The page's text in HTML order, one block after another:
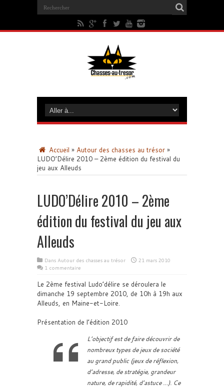
Accueil » Autour des chasses au trésor »
LUDO’Délire 2010 – 2ème édition du festival du
jeu aux Alleuds
LUDO’Délire 2010 – 2ème
édition du festival du jeu aux
Alleuds
Dans Autour des chasses au trésor
21 mars 2010
1 commentaire
Le 2ème festival Ludo’délire se déroulera le
dimanche 19 septembre 2010, de 10h à 19h aux
Alleuds, en Maine-et-Loire.
Présentation de l’édition 2010
L’objectif est de faire découvrir de
nombreux types de jeux de société
au grand public (jeux de réflexion,
d’adresse, de stratégie, grandeur
nature, de rapidité, d’astuce …). Ce